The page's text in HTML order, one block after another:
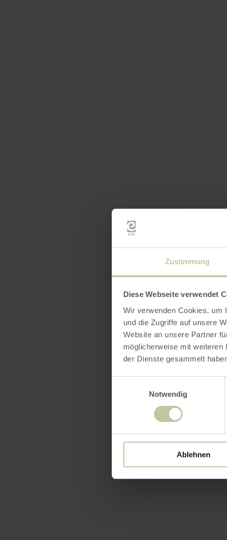
Zustimmung
Diese Webseite verwendet
Wir verwenden Cookies, um
und die Zugriffe auf unsere
Website an unsere Partner
möglicherweise mit weiteren
der Dienste gesammelt
Notwendig
Ablehnen